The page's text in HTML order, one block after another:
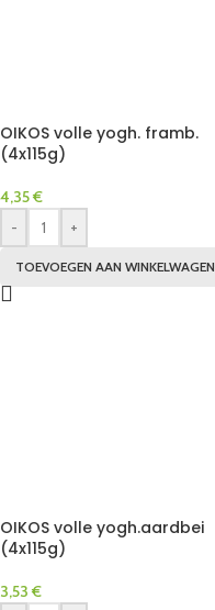
OIKOS volle yogh. framb.
(4x115g)
4,35€
-
+
TOEVOEGEN AAN WINKELWAGEN
OIKOS volle yogh.aardbei
(4x115g)
3,53 €